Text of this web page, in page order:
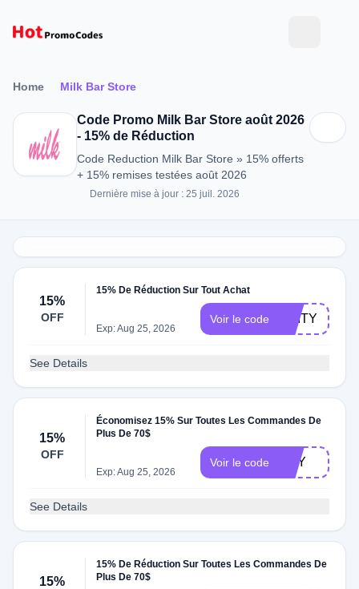
Home Milk Bar Store
Code Promo Milk Bar Store août 2026
- 15% de Réduction
Code Reduction Milk Bar Store » 15% offerts
+ 15% remises testées août 2026
Dernière mise à jour : 25 juil. 2026
15%
OFF
15% De Réduction Sur Tout Achat
Exp: Aug 25, 2026
Voir le code ENITY
See Details
15%
OFF
Économisez 15% Sur Toutes Les Commandes De
Plus De 70$
Exp: Aug 25, 2026
Voir le code NEY
See Details
15%
15% De Réduction Sur Toutes Les Commandes De
Plus De 70$